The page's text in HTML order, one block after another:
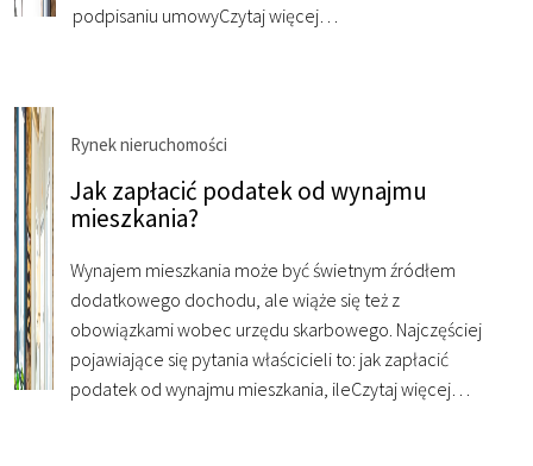
podpisaniu umowyCzytaj więcej…
Rynek nieruchomości
Jak zapłacić podatek od wynajmu
mieszkania?
Wynajem mieszkania może być świetnym źródłem
dodatkowego dochodu, ale wiąże się też z
obowiązkami wobec urzędu skarbowego. Najczęściej
pojawiające się pytania właścicieli to: jak zapłacić
podatek od wynajmu mieszkania, ileCzytaj więcej…